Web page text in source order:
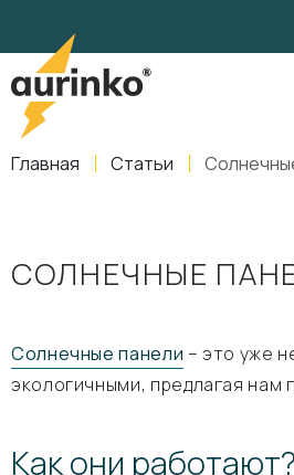
Главная Статьи
СОЛНЕЧНЫЕ
Солнечные панели – это уже
экологичными, предлагая нам
Как они работают?
,Свердловская область
info@aurinkos.com
8-800-770-79-40